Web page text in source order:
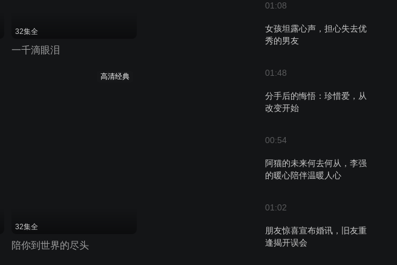
01:08
女孩坦露心声，担心失去优
秀的男友
01:48
分手后的悔悟：珍惜爱，从
改变开始
00:54
阿猫的未来何去何从，李强
的暖心陪伴温暖人心
01:02
朋友惊喜宣布婚讯，旧友重
逢揭开误会
32集全
一千滴眼泪
高清经典
32集全
陪你到世界的尽头